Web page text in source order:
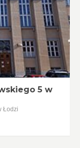
5 w
Łodzi